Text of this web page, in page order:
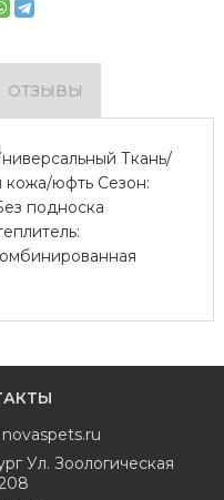
ОТЗЫВЫ
Ткань/
кожа/юфть Сезон:
подноска
novaspets.ru
Ул. Зоологическая